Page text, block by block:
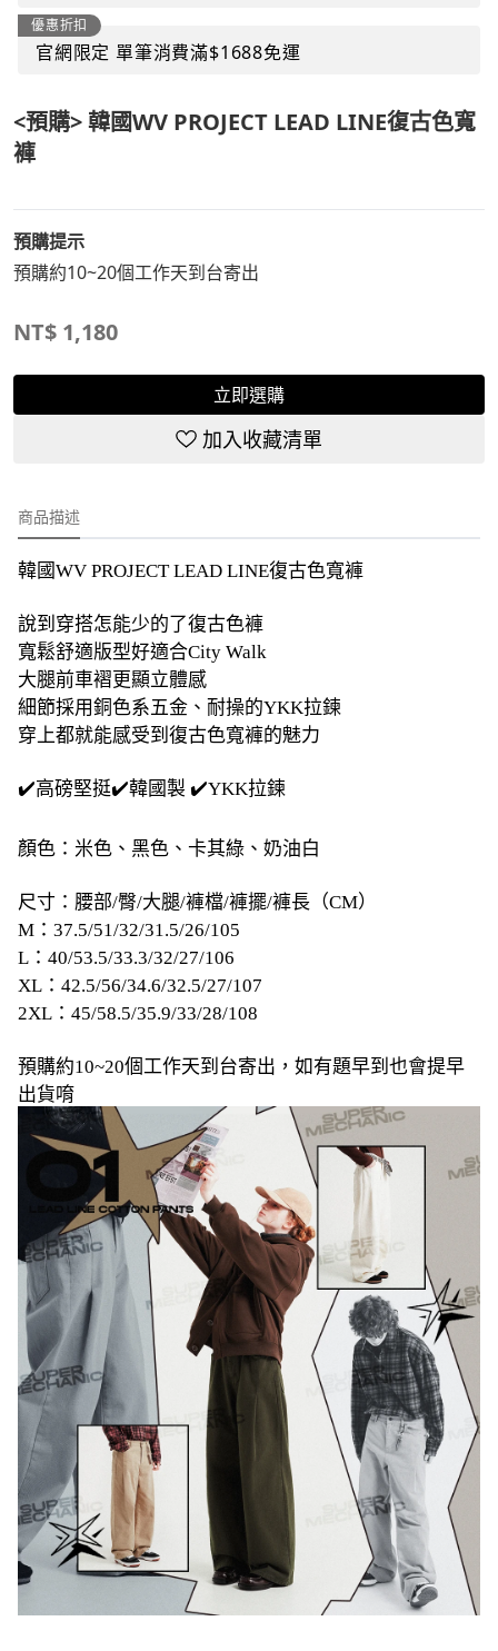
優惠折扣
官網限定 單筆消費滿$1688免運
<預購> 韓國WV PROJECT LEAD LINE復古色寬
褲
預購提示
預購約10~20個工作天到台寄出
NT$ 1,180
立即選購
加入收藏清單
商品描述
韓國WV PROJECT LEAD LINE復古色寬褲
說到穿搭怎能少的了復古色褲
寬鬆舒適版型好適合City Walk
大腿前車褶更顯立體感
細節採用銅色系五金、耐操的YKK拉鍊
穿上都就能感受到復古色寬褲的魅力
✔️高磅堅挺✔️韓國製 ✔️YKK拉鍊
顏色：米色、黑色、卡其綠、奶油白
尺寸：腰部/臀/大腿/褲檔/褲擺/褲長（CM）
M：37.5/51/32/31.5/26/105
L：40/53.5/33.3/32/27/106
XL：42.5/56/34.6/32.5/27/107
2XL：45/58.5/35.9/33/28/108
預購約10~20個工作天到台寄出，如有題早到也會提早
出貨唷